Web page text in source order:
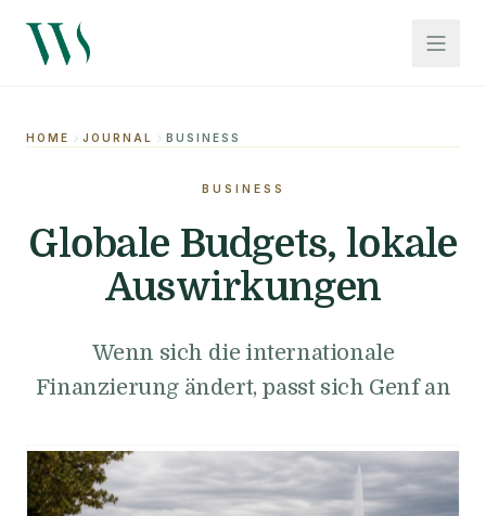
HOME JOURNAL BUSINESS
BUSINESS
Globale Budgets, lokale
Auswirkungen
Wenn sich die internationale
Finanzierung ändert, passt sich Genf an